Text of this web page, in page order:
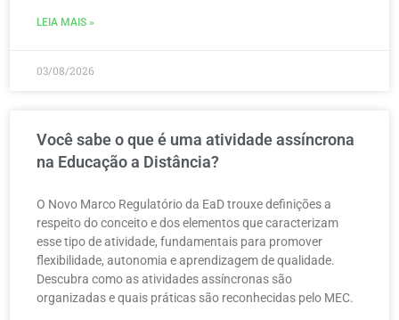
LEIA MAIS »
03/08/2026
Você sabe o que é uma atividade assíncrona
na Educação a Distância?
O Novo Marco Regulatório da EaD trouxe definições a
respeito do conceito e dos elementos que caracterizam
esse tipo de atividade, fundamentais para promover
flexibilidade, autonomia e aprendizagem de qualidade.
Descubra como as atividades assíncronas são
organizadas e quais práticas são reconhecidas pelo MEC.